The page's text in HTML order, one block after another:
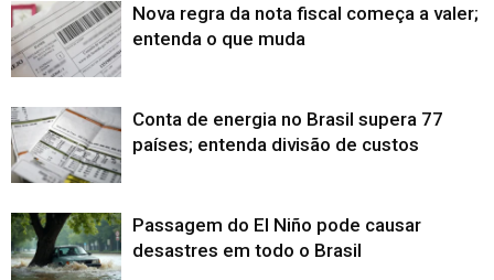
Nova regra da nota fiscal começa a valer;
entenda o que muda
Conta de energia no Brasil supera 77
países; entenda divisão de custos
Passagem do El Niño pode causar
desastres em todo o Brasil